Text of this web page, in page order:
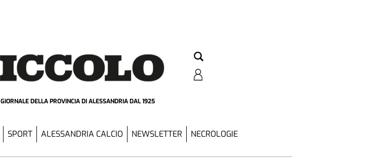
GIORNALE DELLA PROVINCIADI ALESSANDRIA DAL 1925
SPORT ALESSANDRIA CALCIO NEWSLETTER NECROLOGIE